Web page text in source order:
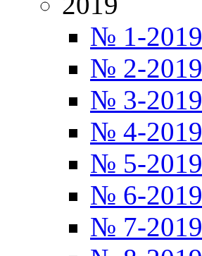
№ 1-2019
№ 2-2019
№ 3-2019
№ 4-2019
№ 5-2019
№ 6-2019
№ 7-2019